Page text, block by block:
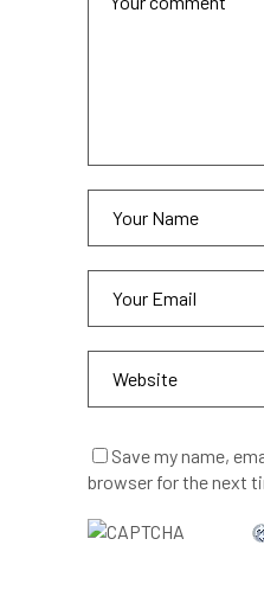
Save my name,
browser for the next